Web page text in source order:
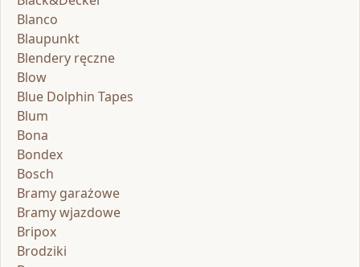
Blanco
Blaupunkt
Blendery ręczne
Blow
Blue Dolphin Tapes
Blum
Bona
Bondex
Bosch
Bramy garażowe
Bramy wjazdowe
Bripox
Brodziki